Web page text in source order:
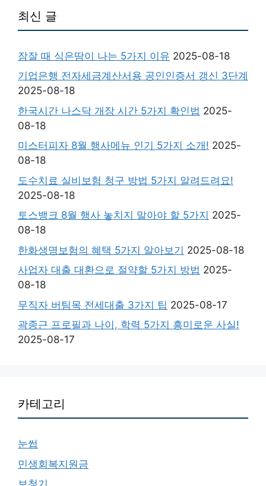
최신 글
잠잘 때 식은땀이 나는 5가지 이유 2025-08-18
기업은행 전자세금계산서용 공인인증서 갱신 3단계
2025-08-18
한국시간 나스닥 개장 시간 5가지 확인법 2025-
08-18
미스터피자 8월 행사메뉴 인기 5가지 소개! 2025-
08-18
도수치료 실비보험 청구 방법 5가지 알려드려요!
2025-08-18
토스뱅크 8월 행사 놓치지 말아야 할 5가지 2025-
08-18
한화생명보험의 혜택 5가지 알아보기 2025-08-18
사업자 대출 대환으로 절약할 5가지 방법 2025-
08-18
무직자 버팀목 전세대출 3가지 팁 2025-08-17
곽종근 프로필과 나이, 학력 5가지 흥미로운 사실!
2025-08-17
카테고리
눈썹
민생회복지원금